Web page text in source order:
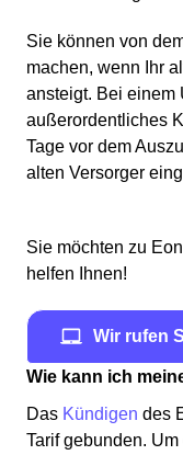
Sie können von
machen, wenn Ihr
ansteigt. Bei einem
außerordentliches
Tage vor dem
alten Versorger
Sie möchten zu
helfen Ihnen!
Wir rufen
Wie kann ich
Das Kündigen des
Tarif gebunden.